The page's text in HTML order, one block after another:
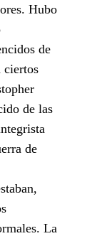
Hubo
de
ciertos
de las
de
La